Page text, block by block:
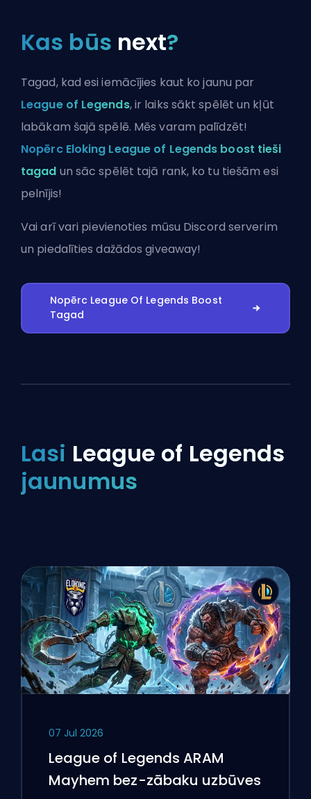
Kas būs next?
Tagad, kad esi iemācījies kaut ko jaunu par
League of Legends, ir laiks sākt spēlēt un kļūt
labākam šajā spēlē. Mēs varam palīdzēt!
Nopērc Eloking League of Legends boost tieši
tagad un sāc spēlēt tajā rank, ko tu tiešām esi
pelnījis!
Vai arī vari pievienoties mūsu Discord serverim
un piedalīties dažādos giveaway!
Nopērc League Of Legends Boost
Tagad
Lasi League of Legends
jaunumus
07 Jul 2026
League of Legends ARAM
Mayhem bez-zābaku uzbūves